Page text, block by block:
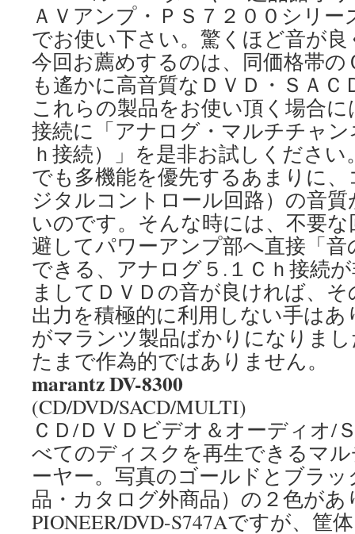
ＡＶアンプ・ＰＳ７２００シリ
でお使い下さい。驚くほど音が
今回お薦めするのは、同価格帯
も遙かに高音質なＤＶＤ・ＳＡ
これらの製品をお使い頂く場合
接続に「アナログ・マルチチャ
ｈ接続）」を是非お試しくださ
でも多機能を優先するあまりに
ジタルコントロール回路）の音
いのです。そんな時には、不要
避してパワーアンプ部へ直接「
できる、アナログ５.１Ｃｈ接続
ましてＤＶＤの音が良ければ、
出力を積極的に利用しない手は
がマランツ製品ばかりになりま
たまで作為的ではありません。
marantz DV-8300
(CD/DVD/SACD/MULTI)
ＣＤ/ＤＶＤビデオ＆オーディオ/
べてのディスクを再生できるマ
ーヤー。写真のゴールドとブラ
品・カタログ外商品）の２色が
PIONEER/DVD-S747Aですが、筐